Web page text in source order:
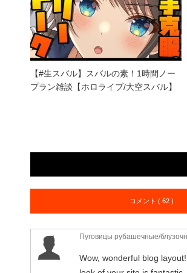
【#生スバル】スバルの素！1時間ノー
プラン雑談【ホロライブ/大空スバル】
コメント ( 62 )
Пуговицы рубашечные/
Wow, wonderful blog